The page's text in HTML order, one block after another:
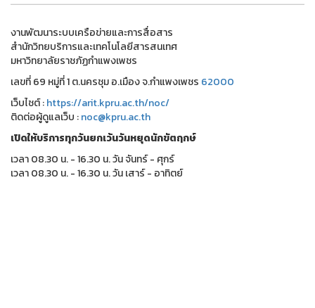
งานพัฒนาระบบเครือข่ายและการสื่อสาร
สำนักวิทยบริการและเทคโนโลยีสารสนเทศ
มหาวิทยาลัยราชภัฏกำแพงเพชร
เลขที่ 69 หมู่ที่ 1 ต.นครชุม อ.เมือง จ.กำแพงเพชร 62000
เว็บไชต์ :https://arit.kpru.ac.th/noc/
ติดต่อผู้ดูแลเว็บ :noc@kpru.ac.th
เปิดให้บริการทุกวันยกเว้นวันหยุดนักขัตฤกษ์
เวลา 08.30 น. - 16.30 น. วัน จันทร์ - ศุกร์
เวลา 08.30 น. - 16.30 น. วัน เสาร์ - อาทิตย์